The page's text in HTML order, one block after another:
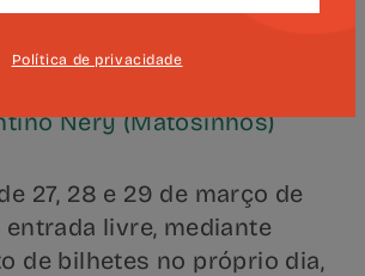
Nery (Matosinhos)
27, 28 e 29 de março de
entrada livre, mediante
de bilhetes no próprio dia,
Política de privacidade